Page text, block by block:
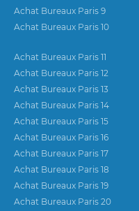
Achat Bureaux Paris 9
Achat Bureaux Paris 10
Achat Bureaux Paris 11
Achat Bureaux Paris 12
Achat Bureaux Paris 13
Achat Bureaux Paris 14
Achat Bureaux Paris 15
Achat Bureaux Paris 16
Achat Bureaux Paris 17
Achat Bureaux Paris 18
Achat Bureaux Paris 19
Achat Bureaux Paris 20